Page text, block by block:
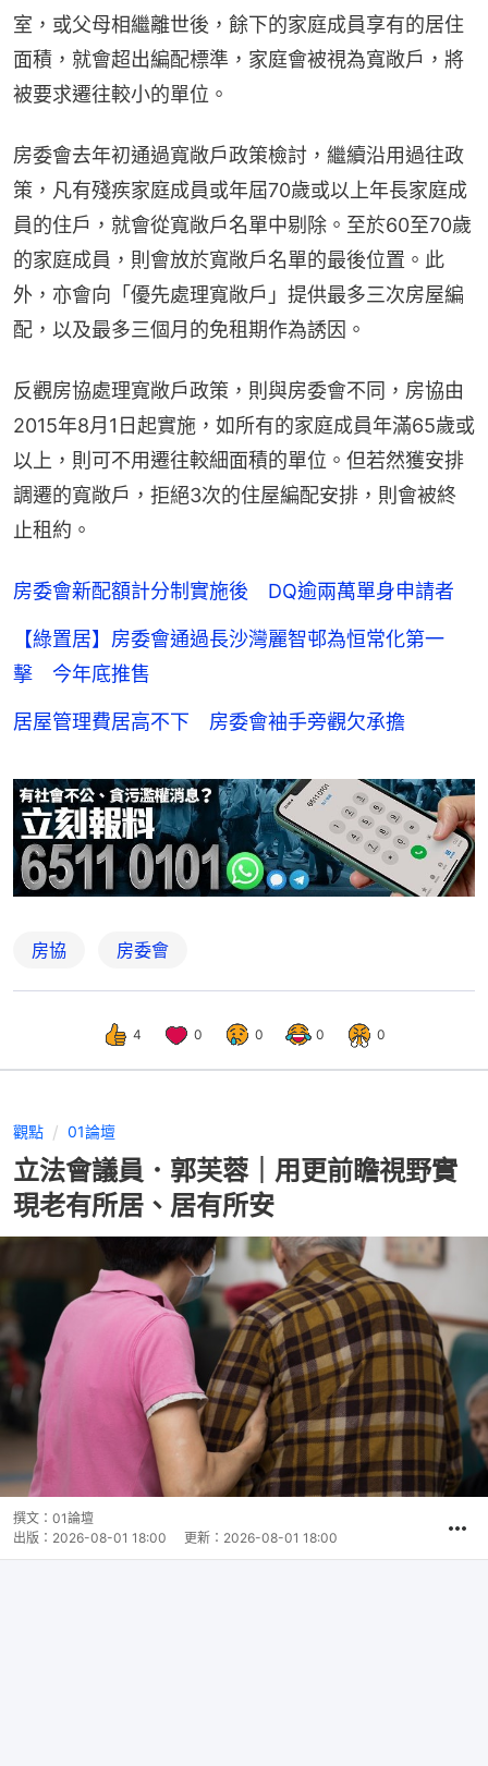
室，或父母相繼離世後，餘下的家庭成員享有的居住
面積，就會超出編配標準，家庭會被視為寬敞戶，將
被要求遷往較小的單位。
房委會去年初通過寬敞戶政策檢討，繼續沿用過往政
策，凡有殘疾家庭成員或年屆70歲或以上年長家庭成
員的住戶，就會從寬敞戶名單中剔除。至於60至70歲
的家庭成員，則會放於寬敞戶名單的最後位置。此
外，亦會向「優先處理寬敞戶」提供最多三次房屋編
配，以及最多三個月的免租期作為誘因。
反觀房協處理寬敞戶政策，則與房委會不同，房協由
2015年8月1日起實施，如所有的家庭成員年滿65歲或
以上，則可不用遷往較細面積的單位。但若然獲安排
調遷的寬敞戶，拒絕3次的住屋編配安排，則會被終
止租約。
房委會新配額計分制實施後 DQ逾兩萬單身申請者
【綠置居】房委會通過長沙灣麗智邨為恒常化第一
擊 今年底推售
居屋管理費居高不下 房委會袖手旁觀欠承擔
房協 房委會
4 0 0 0 0
觀點 01論壇
立法會議員．郭芙蓉｜用更前瞻視野實
現老有所居、居有所安
撰文： 01論壇
出版： 2026-08-01 18:00 更新： 2026-08-01 18:00